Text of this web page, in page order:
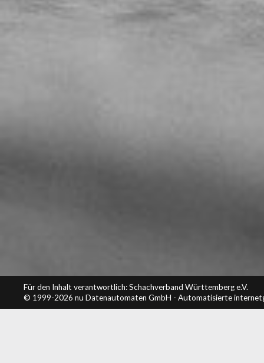
Für den Inhalt verantwortlich: Schachverband Württemberg e.V.
© 1999-2026 nu Datenautomaten GmbH - Automatisierte